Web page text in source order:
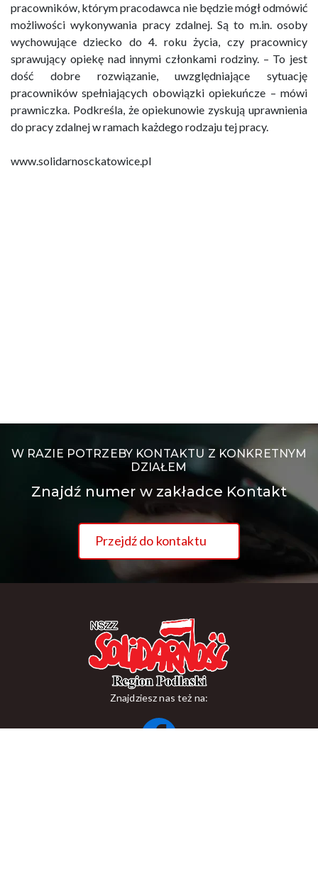
pracowników, którym pracodawca nie będzie mógł odmówić
możliwości wykonywania pracy zdalnej. Są to m.in. osoby
wychowujące dziecko do 4. roku życia, czy pracownicy
sprawujący opiekę nad innymi członkami rodziny. – To jest
dość dobre rozwiązanie, uwzględniające sytuację
pracowników spełniających obowiązki opiekuńcze – mówi
prawniczka. Podkreśla, że opiekunowie zyskują uprawnienia
do pracy zdalnej w ramach każdego rodzaju tej pracy.
www.solidarnosckatowice.pl
W RAZIE POTRZEBY KONTAKTU Z KONKRETNYM
DZIAŁEM
Znajdź numer w zakładce Kontakt
Przejdź do kontaktu
Znajdziesz nas też na: